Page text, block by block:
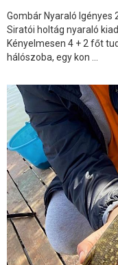
Gombár Nyaraló Igényes
Siratói holtág nyaraló
Kényelmesen 4 + 2 főt
hálószoba, egy kon ...